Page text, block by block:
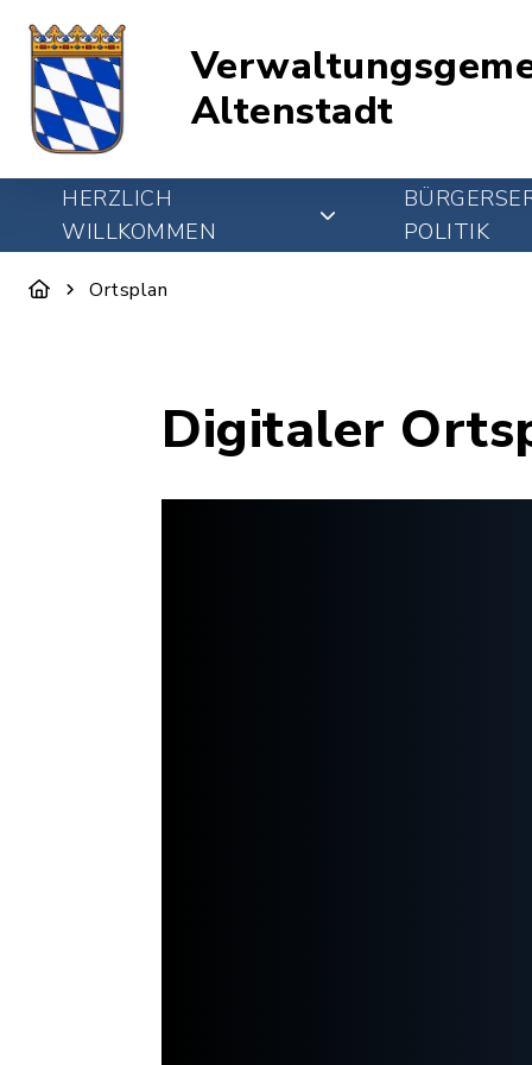
Altenstadt
HERZLICH
WILLKOMMEN
POLITIK
Ortsplan
Digitaler